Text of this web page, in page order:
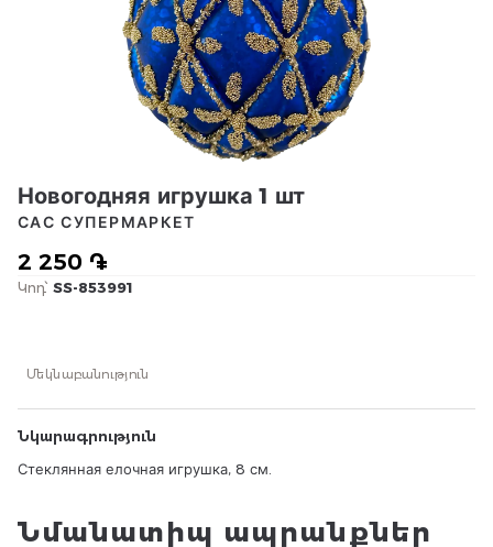
Новогодняя игрушка 1 шт
2 250 ֏
САС СУПЕРМАРКЕТ
Կոդ՝ SS-853991
Մեկնաբանություն
Նկարագրություն
Стеклянная елочная игрушка, 8 см.
Նմանատիպ ապրանքներ